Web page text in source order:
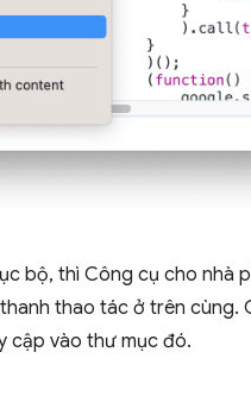
bộ, thì Công cụ cho nhà
thao tác ở trên
cập vào thư mục đó.